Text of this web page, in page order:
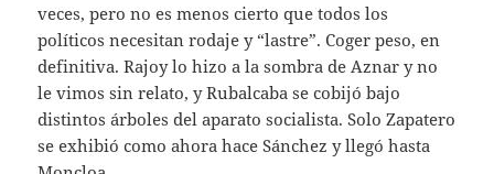
veces, pero no es menos cierto que todos los
políticos necesitan rodaje y “lastre”. Coger peso, en
definitiva. Rajoy lo hizo a la sombra de Aznar y no
le vimos sin relato, y Rubalcaba se cobijó bajo
distintos árboles del aparato socialista. Solo Zapatero
se exhibió como ahora hace Sánchez y llegó hasta